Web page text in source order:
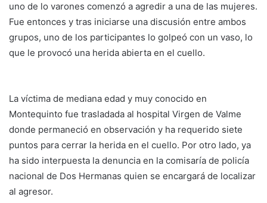
uno de lo varones comenzó a agredir a una de las mujeres.
Fue entonces y tras iniciarse una discusión entre ambos
grupos, uno de los participantes lo golpeó con un vaso, lo
que le provocó una herida abierta en el cuello.
La víctima de mediana edad y muy conocido en
Montequinto fue trasladada al hospital Virgen de Valme
donde permaneció en observación y ha requerido siete
puntos para cerrar la herida en el cuello. Por otro lado, ya
ha sido interpuesta la denuncia en la comisaría de policía
nacional de Dos Hermanas quien se encargará de localizar
al agresor.